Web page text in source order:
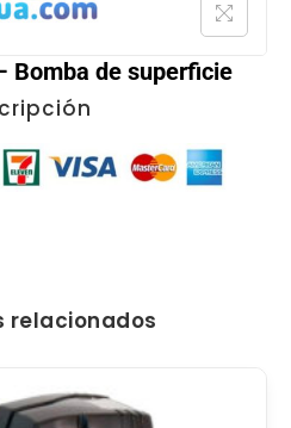
Bomba de superficie
relacionados